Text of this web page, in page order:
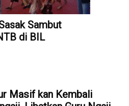
Sambut
di BIL
Masif kan Kembali